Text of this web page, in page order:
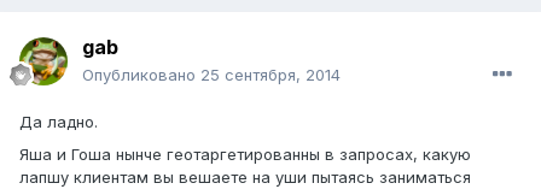
gab
Опубликовано 25 сентября, 2014
Да ладно.
Яша и Гоша нынче геотаргетированны в запросах, какую
лапшу клиентам вы вешаете на уши пытаясь заниматься